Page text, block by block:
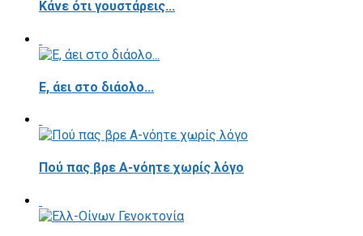
Κάνε ότι γουστάρεις...
E, άει στο διάολο...
Πού πας βρε Α-νόητε χωρίς λόγο